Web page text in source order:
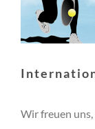
Zeige
grösseres
Wir freuen